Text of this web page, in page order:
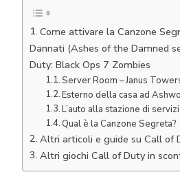
Come attivare la Canzone
Dannati (Ashes of the Damned
Duty: Black Ops 7 Zombies
Server Room – Janus
Esterno della casa ad
L’auto alla stazione di
Qual è la Canzone Segreta?
Altri articoli e guide su Call of
Altri giochi Call of Duty in